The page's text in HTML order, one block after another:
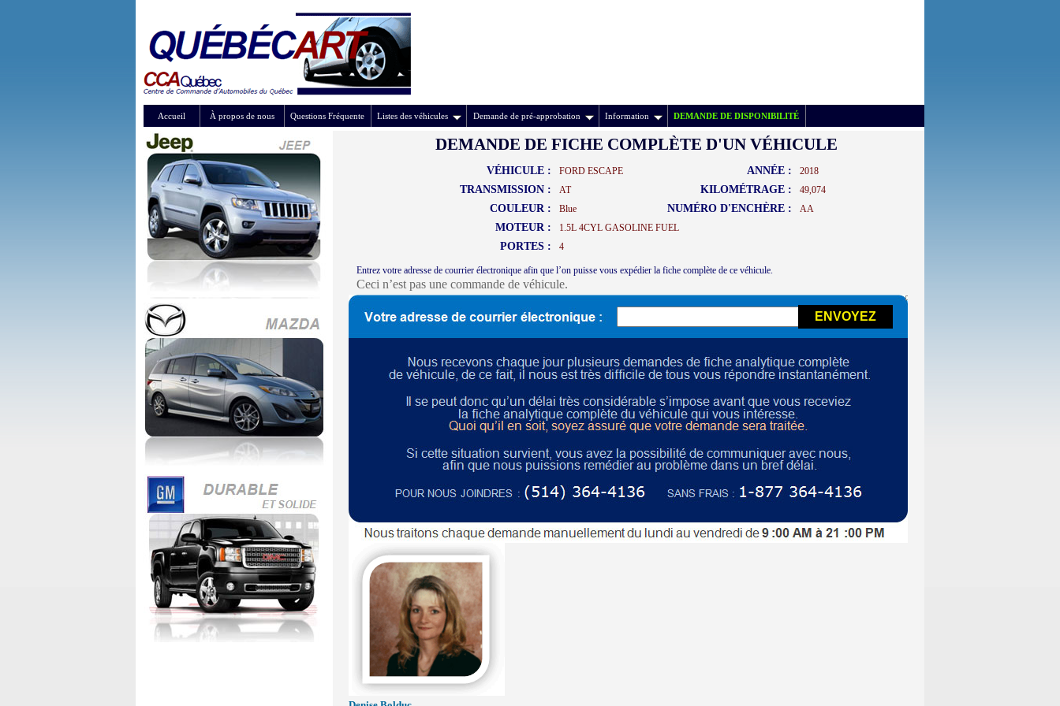
Accueil À propos de nous Questions Fréquente Listes des véhicules Demande de pré-approbation Information DEMANDE DE DISPONIBILITÉ
DEMANDE DE FICHE COMPLÈTE D'UN VÉHICULE
VÉHICULE : FORD ESCAPE ANNÉE : 2018
TRANSMISSION : AT KILOMÉTRAGE : 49,074
COULEUR : Blue NUMÉRO D'ENCHÈRE : AA
MOTEUR : 1.5L 4CYL GASOLINE FUEL
PORTES : 4
Entrez votre adresse de courrier électronique afin que l’on puisse vous expédier la fiche complète de ce véhicule.
Ceci n’est pas une commande de véhicule.